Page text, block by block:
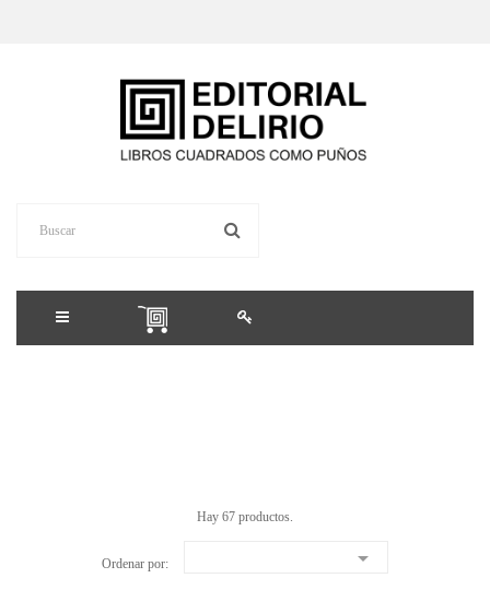
Hay 67 productos.
Ordenar por: 